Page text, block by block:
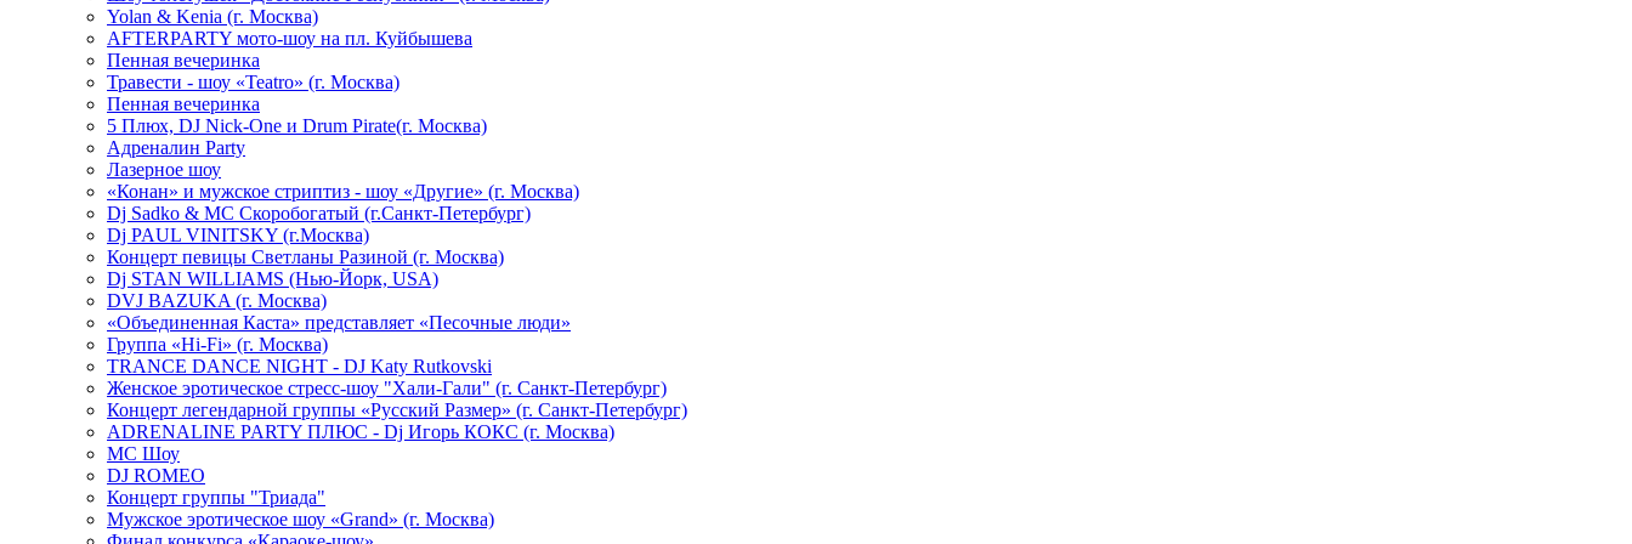
Yolan & Kenia (г. Москва)
AFTERPARTY мото-шоу на пл. Куйбышева
Пенная вечеринка
Травести - шоу «Teatro» (г. Москва)
Пенная вечеринка
5 Плюх, DJ Nick-One и Drum Pirate(г. Москва)
Адреналин Party
Лазерное шоу
«Конан» и мужское стриптиз - шоу «Другие» (г. Москва)
Dj Sadko & МС Скоробогатый (г.Санкт-Петербург)
Dj PAUL VINITSKY (г.Москва)
Концерт певицы Светланы Разиной (г. Москва)
Dj STAN WILLIAMS (Нью-Йорк, USA)
DVJ BAZUKA (г. Москва)
«Объединенная Каста» представляет «Песочные люди»
Группа «Hi-Fi» (г. Москва)
TRANCE DANCE NIGHT - DJ Katy Rutkovski
Женское эротическое стресс-шоу "Хали-Гали" (г. Санкт-Петербург)
Концерт легендарной группы «Русский Размер» (г. Санкт-Петербург)
ADRENALINE PARTY ПЛЮС - Dj Игорь КОКС (г. Москва)
MC Шоу
DJ ROMEO
Концерт группы "Триада"
Мужское эротическое шоу «Grand» (г. Москва)